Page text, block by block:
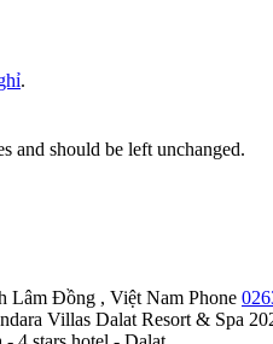
.
and should be left unchanged.
Lâm Đồng , Việt Nam Phone
Villas Dalat Resort & Spa